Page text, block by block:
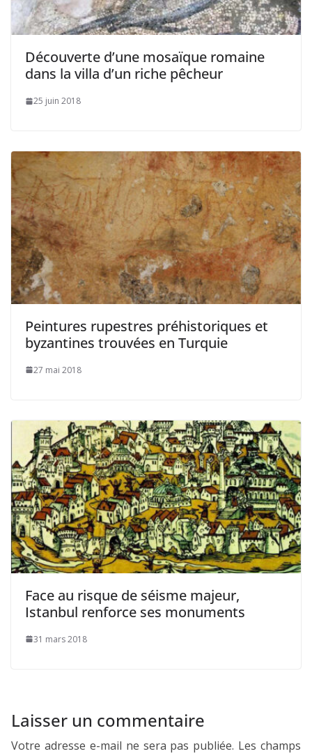
Découverte d’une mosaïque romaine
dans la villa d’un riche pêcheur
25 juin 2018
Peintures rupestres préhistoriques et
byzantines trouvées en Turquie
27 mai 2018
Face au risque de séisme majeur,
Istanbul renforce ses monuments
31 mars 2018
Laisser un commentaire
Votre adresse e-mail ne sera pas publiée. Les champs